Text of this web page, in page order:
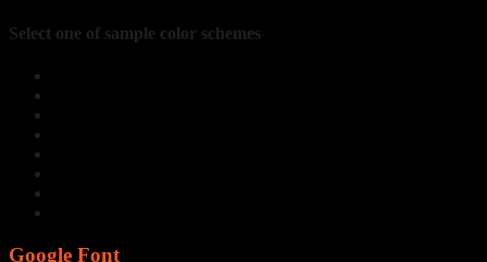
Select one of sample color schemes
Google Font